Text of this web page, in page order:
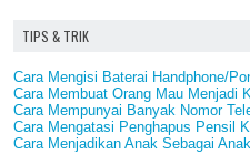
TIPS & TRIK
Cara Mengisi Baterai Handphone/
Cara Membuat Orang Mau Menjadi
Cara Mempunyai Banyak Nomor
Cara Mengatasi Penghapus Pensil
Cara Menjadikan Anak Sebagai